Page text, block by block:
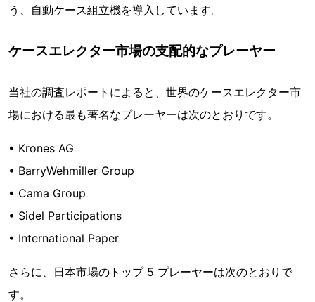
う、自動ケース組立機を導入しています。
ケースエレクター市場の支配的なプレーヤー
当社の調査レポートによると、世界のケースエレクター市
場における最も著名なプレーヤーは次のとおりです。
• Krones AG
• BarryWehmiller Group
• Cama Group
• Sidel Participations
• International Paper
さらに、日本市場のトップ 5 プレーヤーは次のとおりで
す。